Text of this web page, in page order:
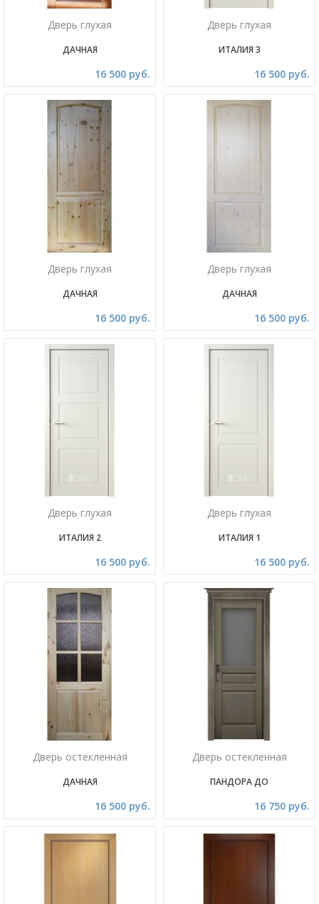
Дверь глухая
ДАЧНАЯ
16 500 руб.
Дверь глухая
ИТАЛИЯ 3
16 500 руб.
Дверь глухая
ДАЧНАЯ
16 500 руб.
Дверь глухая
ДАЧНАЯ
16 500 руб.
Дверь глухая
ИТАЛИЯ 2
16 500 руб.
Дверь глухая
ИТАЛИЯ 1
16 500 руб.
Дверь остекленная
ДАЧНАЯ
16 500 руб.
Дверь остекленная
ПАНДОРА ДО
16 750 руб.